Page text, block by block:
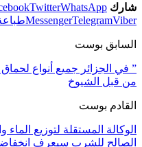
شارك TwitterWhatsApp
MessengerTelegramViber
السابق بوست
” في الجزائر جميع أنواع
من قبل الشيوخ
القادم بوست
الوكالة المستقلة لتوزيع
الصالح للشرب سيعرف